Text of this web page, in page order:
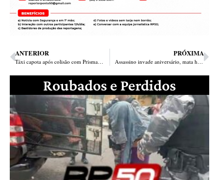
ANTERIOR
Táxi capota após colisão com Prisma na avenida Gil Martins em Teresina
PRÓXIMA
Assassino invade aniversário, mata homem, deixa um baleado e outro ferido na zona Sul
Roubados e Perdidos